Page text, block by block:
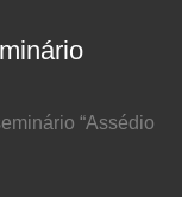
“Assédio